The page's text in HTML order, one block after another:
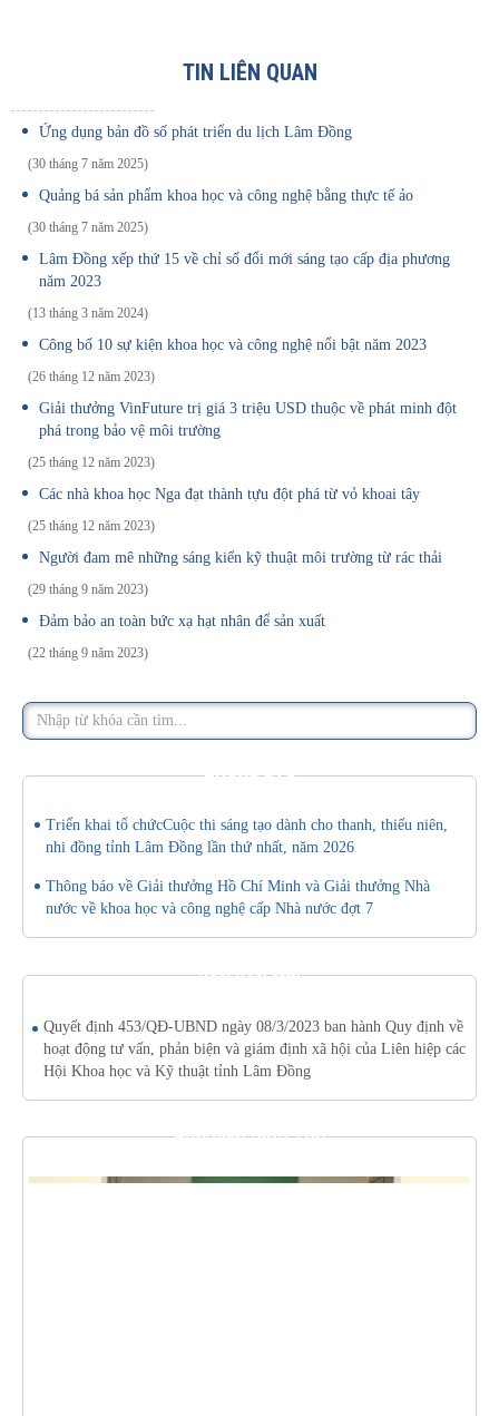
TIN LIÊN QUAN
Ứng dụng bản đồ số phát triển du lịch Lâm Đồng
(30 tháng 7 năm 2025)
Quảng bá sản phẩm khoa học và công nghệ bằng thực tế ảo
(30 tháng 7 năm 2025)
Lâm Đồng xếp thứ 15 về chỉ số đổi mới sáng tạo cấp địa phương
năm 2023
(13 tháng 3 năm 2024)
Công bố 10 sự kiện khoa học và công nghệ nổi bật năm 2023
(26 tháng 12 năm 2023)
Giải thưởng VinFuture trị giá 3 triệu USD thuộc về phát minh đột
phá trong bảo vệ môi trường
(25 tháng 12 năm 2023)
Các nhà khoa học Nga đạt thành tựu đột phá từ vỏ khoai tây
(25 tháng 12 năm 2023)
Người đam mê những sáng kiến kỹ thuật môi trường từ rác thải
(29 tháng 9 năm 2023)
Đảm bảo an toàn bức xạ hạt nhân để sản xuất
(22 tháng 9 năm 2023)
THÔNG BÁO
Triển khai tổ chứcCuộc thi sáng tạo dành cho thanh, thiếu niên,
nhi đồng tỉnh Lâm Đồng lần thứ nhất, năm 2026
Thông báo về Giải thưởng Hồ Chí Minh và Giải thưởng Nhà
nước về khoa học và công nghệ cấp Nhà nước đợt 7
VĂN BẢN MỚI
Quyết định 453/QĐ-UBND ngày 08/3/2023 ban hành Quy định về
hoạt động tư vấn, phản biện và giám định xã hội của Liên hiệp các
Hội Khoa học và Kỹ thuật tỉnh Lâm Đồng
THƯ VIỆN HÌNH ẢNH